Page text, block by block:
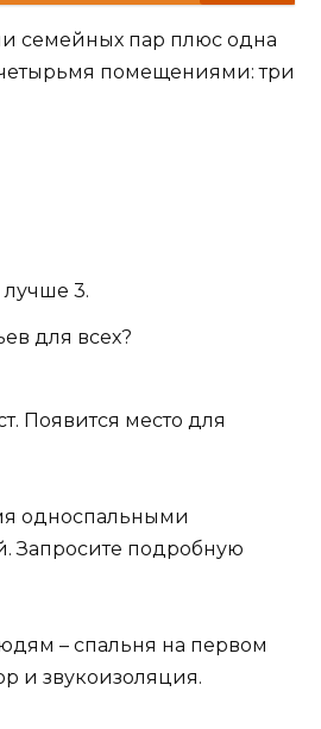
семейных пар плюс одна
четырьмя помещениями: три
3.
для всех?
Появится место для
односпальными
Запросите подробную
– спальня на первом
и звукоизоляция.